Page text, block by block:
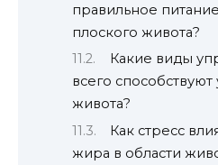
правильное
плоского живота?
Какие виды
всего
живота?
Как стресс
жира в области